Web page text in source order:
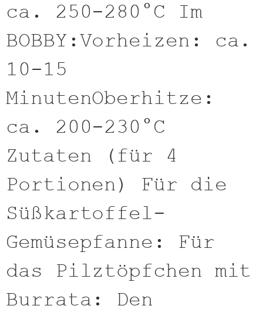
ca. 250-280°C Im
BOBBY:Vorheizen: ca.
10-15
MinutenOberhitze:
ca. 200-230°C
Zutaten (für 4
Portionen) Für die
Süßkartoffel-
Gemüsepfanne: Für
das Pilztöpfchen mit
Burrata: Den